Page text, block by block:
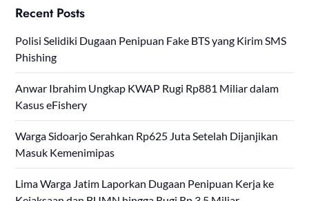
Recent Posts
Polisi Selidiki Dugaan Penipuan Fake BTS yang Kirim SMS
Phishing
Anwar Ibrahim Ungkap KWAP Rugi Rp881 Miliar dalam
Kasus eFishery
Warga Sidoarjo Serahkan Rp625 Juta Setelah Dijanjikan
Masuk Kemenimipas
Lima Warga Jatim Laporkan Dugaan Penipuan Kerja ke